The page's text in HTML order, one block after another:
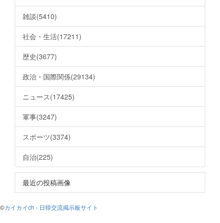
雑談(5410)
社会・生活(17211)
歴史(3677)
政治・国際関係(29134)
ニュース(17425)
軍事(3247)
スポーツ(3374)
自治(225)
最近の投稿画像
©カイカイch - 日韓交流掲示板サイト